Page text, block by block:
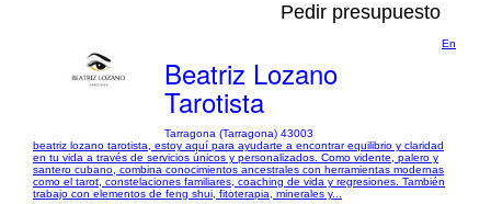
Pedir presupuesto
Beatriz Lozano
Tarotista
Tarragona (Tarragona) 43003
En
beatriz lozano tarotista, estoy aquí para ayudarte a encontrar equilibrio y claridad
en tu vida a través de servicios únicos y personalizados. Como vidente, palero y
santero cubano, combina conocimientos ancestrales con herramientas modernas
como el tarot, constelaciones familiares, coaching de vida y regresiones. También
trabajo con elementos de feng shui, fitoterapia, minerales y...